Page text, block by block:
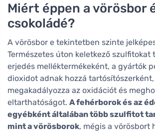
Miért éppen a vörösbor
csokoládé?
A vörösbor e tekintetben szinte
Természetes úton keletkező szulfitokat
erjedés melléktermékeként, a gyártók
dioxidot adnak hozzá
megakadályozza az oxidációt és
eltarthatóságot. A fehérborok és az
egyébként általában több szulfitot
mint a vörösborok, mégis a vörösbort